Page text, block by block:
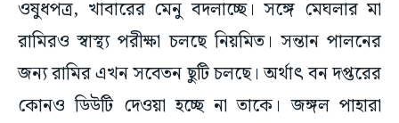
ওষুধপত্র, খাবারের মেনু বদলাচ্ছে। সঙ্গে মেঘলার মা
রামিরও স্বাস্থ্য পরীক্ষা চলছে নিয়মিত। সন্তান পালনের
জন্য রামির এখন সবেতন ছুটি চলছে। অর্থাৎ বন দপ্তরের
কোনও ডিউটি দেওয়া হচ্ছে না তাকে। জঙ্গল পাহারা